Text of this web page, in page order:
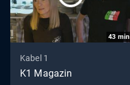
43 min
Kabel 1
K1 Magazin